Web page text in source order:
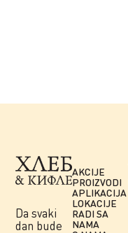
Da svaki
dan bude
AKCIJE
PROIZVODI
APLIKACIJA
LOKACIJE
RADI SA
NAMA